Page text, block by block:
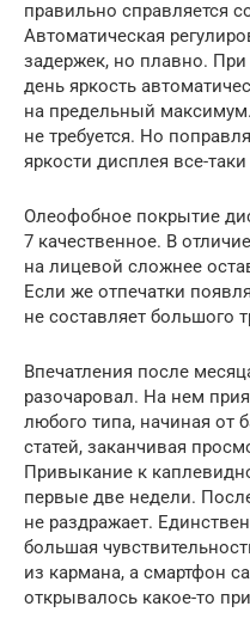
правильно справляется
Автоматическая
задержек, но плавно.
день яркость
на предельный
не требуется. Но
яркости дисплея все-
Олеофобное покрытие
7 качественное. В
на лицевой сложнее
Если же отпечатки
не составляет большого
Впечатления после
разочаровал. На нем
любого типа, начиная от
статей, заканчивая
Привыкание к
первые две недели.
не раздражает.
большая
из кармана, а смартфон
открывалось какое-то